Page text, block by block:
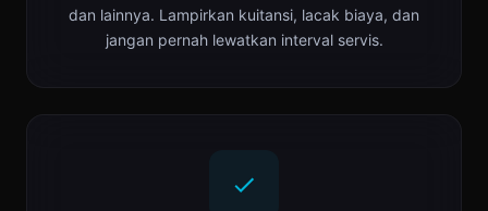
dan lainnya. Lampirkan kuitansi, lacak biaya, dan
jangan pernah lewatkan interval servis.